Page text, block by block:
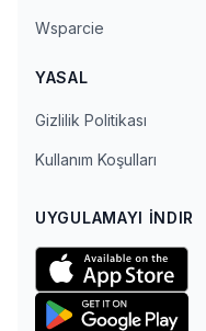
Wsparcie
YASAL
Gizlilik Politikası
Kullanım Koşulları
UYGULAMAYI İNDIR